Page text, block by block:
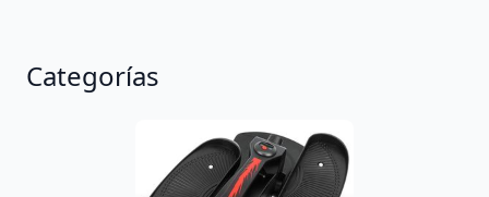
Categorías